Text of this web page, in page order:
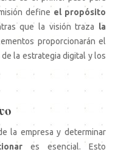
define el propósito
que la visión traza la
proporcionarán el
la estrategia digital y los
la empresa y determinar
es esencial. Esto